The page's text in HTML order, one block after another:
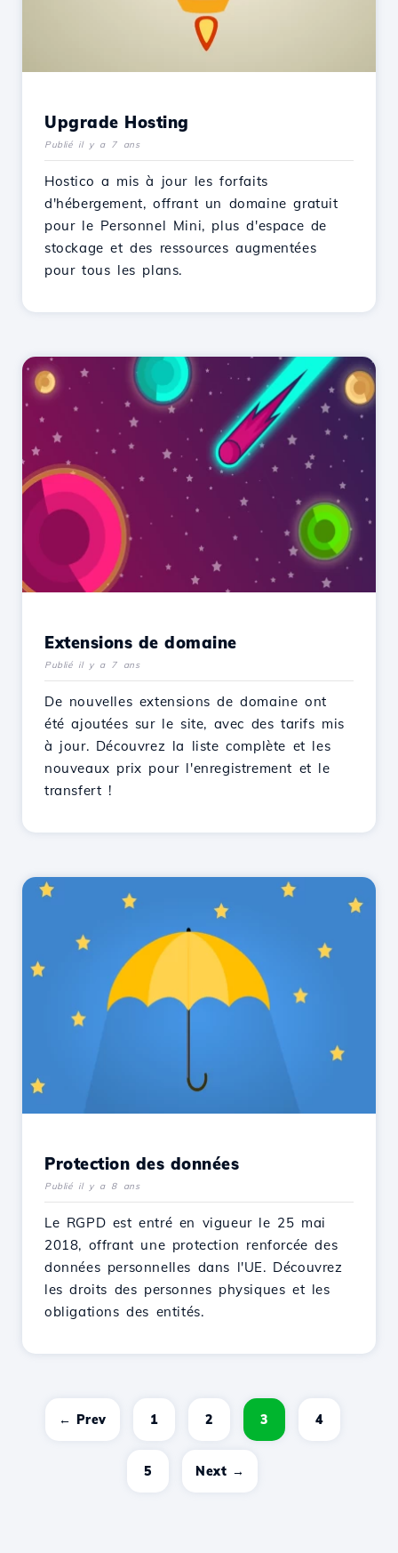
Upgrade Hosting
Publié il y a 7 ans
Hostico a mis à jour les forfaits
d'hébergement, offrant un domaine gratuit
pour le Personnel Mini, plus d'espace de
stockage et des ressources augmentées
pour tous les plans.
Extensions de domaine
Publié il y a 7 ans
De nouvelles extensions de domaine ont
été ajoutées sur le site, avec des tarifs mis
à jour. Découvrez la liste complète et les
nouveaux prix pour l'enregistrement et le
transfert !
Protection des données
Publié il y a 8 ans
Le RGPD est entré en vigueur le 25 mai
2018, offrant une protection renforcée des
données personnelles dans l'UE. Découvrez
les droits des personnes physiques et les
obligations des entités.
← Prev 1 2 3 4
5 Next →